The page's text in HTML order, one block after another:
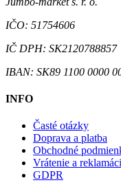
IČO: 51754606
IČ DPH: SK2120788857
IBAN: SK89 1100 0000
INFO
Časté otázky
Doprava a platba
Obchodné
Vrátenie a
GDPR